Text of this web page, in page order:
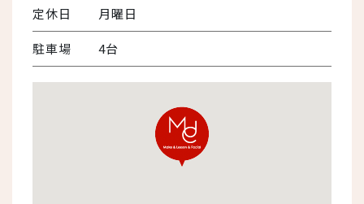
定休日 月曜日
駐車場 4台